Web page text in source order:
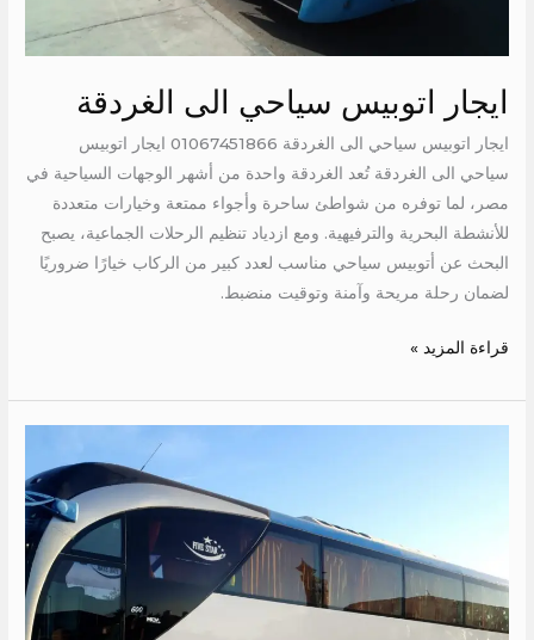
ايجار اتوبيس سياحي الى الغردقة
ايجار اتوبيس سياحي الى الغردقة 01067451866 ايجار اتوبيس
سياحي الى الغردقة تُعد الغردقة واحدة من أشهر الوجهات السياحية في
مصر، لما توفره من شواطئ ساحرة وأجواء ممتعة وخيارات متعددة
للأنشطة البحرية والترفيهية. ومع ازدياد تنظيم الرحلات الجماعية، يصبح
البحث عن أتوبيس سياحي مناسب لعدد كبير من الركاب خيارًا ضروريًا
لضمان رحلة مريحة وآمنة وتوقيت منضبط.
قراءة المزيد »
اسماعيلية